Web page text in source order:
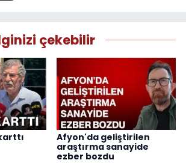
çekebilir
Afyon'da geliştirilen
araştırma sanayide
ezber bozdu